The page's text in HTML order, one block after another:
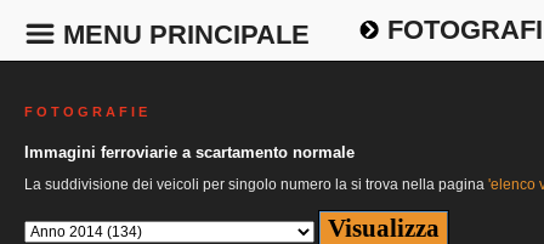
MENU PRINCIPALE
F O T O G R A F I E
Immagini ferroviarie a scartamento normale
La suddivisione dei veicoli per singolo numero la si trova nella pagina 'elenco